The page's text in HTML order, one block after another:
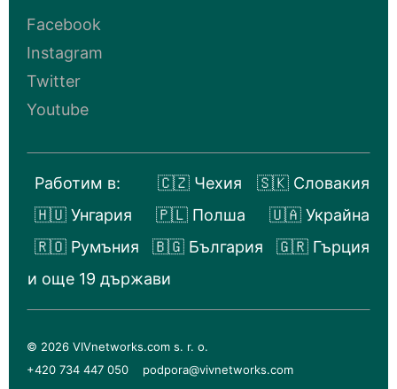
Facebook
Instagram
Twitter
Youtube
Работим в: 🇨🇿 Чехия
🇸🇰 Словакия
🇭🇺 Унгария
🇵🇱 Полша
🇺🇦 Украйна
🇷🇴 Румъния
🇧🇬 България
🇬🇷 Гърция
и още 19 държави
© 2026 VIVnetworks.com s. r. o.
+420 734 447 050
podpora@vivnetworks.com